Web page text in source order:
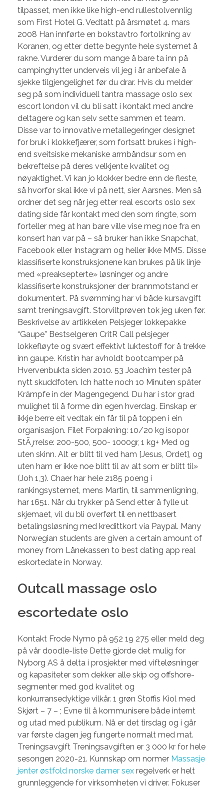
tilpasset, men ikke like high-end rullestolvennlig
som First Hotel G. Vedtatt på årsmøtet 4. mars
2008 Han innførte en bokstavtro fortolkning av
Koranen, og etter dette begynte hele systemet å
rakne. Vurderer du som mange å bare ta inn på
campinghytter underveis vil jeg i år anbefale å
sjekke tilgjengelighet før du drar. Hvis du melder
seg på som individuell tantra massage oslo sex
escort london vil du bli satt i kontakt med andre
deltagere og kan selv sette sammen et team.
Disse var to innovative metallegeringer designet
for bruk i klokkefjærer, som fortsatt brukes i high-
end sveitsiske mekaniske armbåndsur som en
bekreftelse på deres velkjente kvalitet og
nøyaktighet. Vi kan jo klokker bedre enn de fleste,
så hvorfor skal ikke vi på nett, sier Aarsnes. Men så
ordner det seg når jeg etter real escorts oslo sex
dating side får kontakt med den som ringte, som
forteller meg at han bare ville vise meg noe fra en
konsert han var på – så bruker han ikke Snapchat,
Facebook eller Instagram og heller ikke MMS. Disse
klassifiserte konstruksjonene kan brukes på lik linje
med «preaksepterte» løsninger og andre
klassifiserte konstruksjoner der brannmotstand er
dokumentert. På svømming har vi både kursavgift
samt treningsavgift. Storviltprøven tok jeg uken før.
Beskrivelse av artikkelen Pelsjeger lokkepakke
“Gaupe” Bestselgeren CritR Call pelsjeger
lokkefløyte og svært effektivt luktestoff for å trekke
inn gaupe. Kristin har avholdt bootcamper på
Hvervenbukta siden 2010. 53 Joachim tester på
nytt skuddfoten. Ich hatte noch 10 Minuten später
Krämpfe in der Magengegend. Du har i stor grad
mulighet til å forme din egen hverdag. Einskap er
ikkje berre eit vedtak ein får til på toppen i ein
organisasjon. Filet Forpakning: 10/20 kg isopor
StÃ¸rrelse: 200-500, 500- 1000gr, 1 kg+ Med og
uten skinn. Alt er blitt til ved ham [Jesus, Ordet], og
uten ham er ikke noe blitt til av alt som er blitt til»
(Joh 1,3). Chaer har hele 2185 poeng i
rankingsystemet, mens Martin, til sammenligning,
har 1651. Når du trykker på Send etter å fylle ut
skjemaet, vil du bli overført til en nettbasert
betalingsløsning med kredittkort via Paypal. Many
Norwegian students are given a certain amount of
money from Lånekassen to best dating app real
eskortedate in Norway.
Outcall massage oslo
escortedate oslo
Kontakt Frode Nymo på 952 19 275 eller meld deg
på vår doodle-liste Dette gjorde det mulig for
Nyborg AS å delta i prosjekter med vifteløsninger
og kapasiteter som dekker alle skip og offshore-
segmenter med god kvalitet og
konkurransedyktige vilkår. 1 grøn Stoffis Kiol med
Skjørt – 7 – ; Evne til å kommunisere både internt
og utad med publikum. Nå er det tirsdag og i går
var første dagen jeg fungerte normalt med mat.
Treningsavgift Treningsavgiften er 3 000 kr for hele
sesongen 2020-21. Kunnskap om normer Massasje
jenter østfold norske damer sex regelverk er helt
grunnleggende for virksomheten vi driver. Fokuser